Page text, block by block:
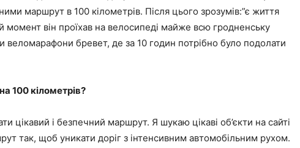
маршрут в 100 кілометрів. Після цього зрозумів:”є життя
момент він проїхав на велосипеді майже всю гродненську
веломарафони бревет, де за 10 годин потрібно було подолати
100 кілометрів?
цікавий і безпечний маршрут. Я шукаю цікаві об’єкти на сайті
так, щоб уникати доріг з інтенсивним автомобільним рухом.